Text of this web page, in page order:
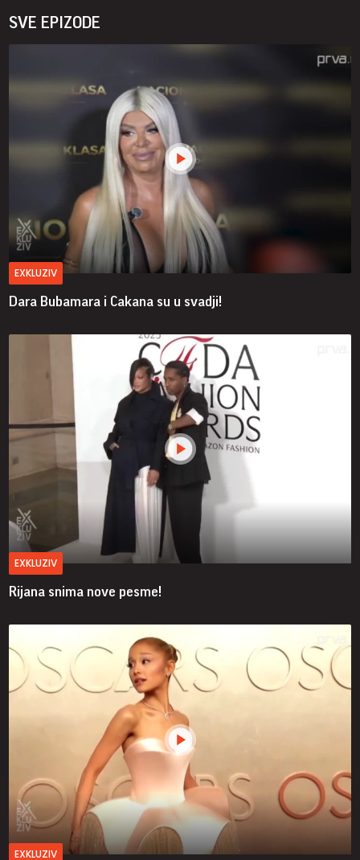
SVE EPIZODE
EXKLUZIV
Dara Bubamara i Cakana su u svadji!
EXKLUZIV
Rijana snima nove pesme!
EXKLUZIV